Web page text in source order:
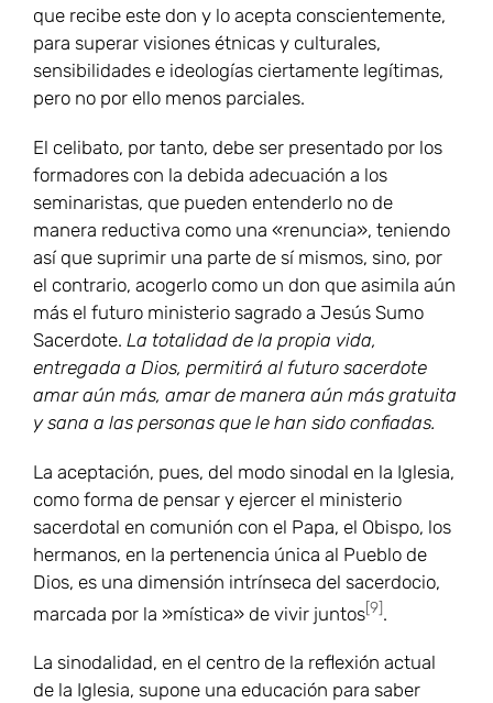
que recibe este don y lo acepta conscientemente,
para superar visiones étnicas y culturales,
sensibilidades e ideologías ciertamente legítimas,
pero no por ello menos parciales.
El celibato, por tanto, debe ser presentado por los
formadores con la debida adecuación a los
seminaristas, que pueden entenderlo no de
manera reductiva como una «renuncia», teniendo
así que suprimir una parte de sí mismos, sino, por
el contrario, acogerlo como un don que asimila aún
más el futuro ministerio sagrado a Jesús Sumo
Sacerdote. La totalidad de la propia vida,
entregada a Dios, permitirá al futuro sacerdote
amar aún más, amar de manera aún más gratuita
y sana a las personas que le han sido confiadas.
La aceptación, pues, del modo sinodal en la Iglesia,
como forma de pensar y ejercer el ministerio
sacerdotal en comunión con el Papa, el Obispo, los
hermanos, en la pertenencia única al Pueblo de
Dios, es una dimensión intrínseca del sacerdocio,
marcada por la »mística» de vivir juntos[9].
La sinodalidad, en el centro de la reflexión actual
de la Iglesia, supone una educación para saber